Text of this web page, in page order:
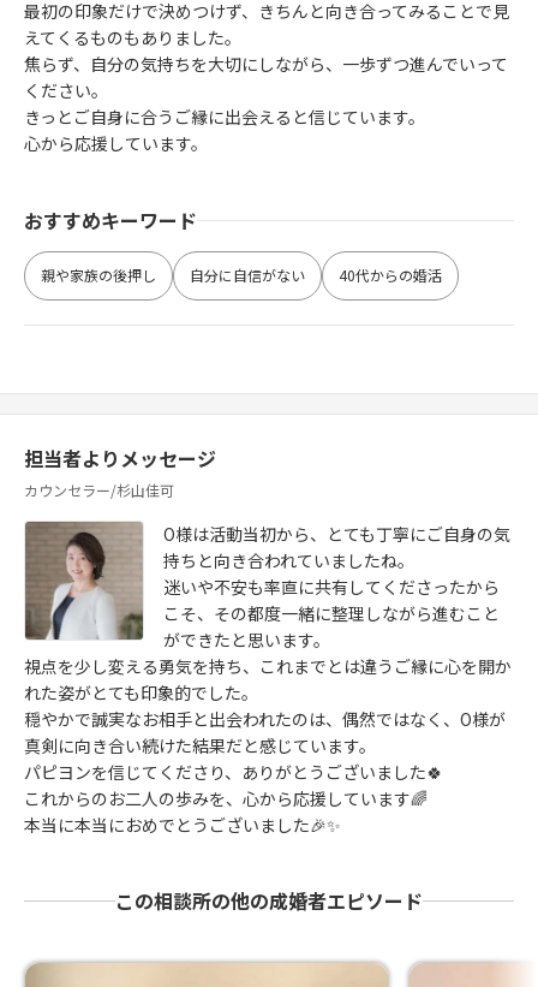
最初の印象だけで決めつけず、きちんと向き合ってみることで見
えてくるものもありました。
焦らず、自分の気持ちを大切にしながら、一歩ずつ進んでいって
ください。
きっとご自身に合うご縁に出会えると信じています。
心から応援しています。
おすすめキーワード
親や家族の後押し 自分に自信がない 40代からの婚活
担当者よりメッセージ
カウンセラー/杉山佳可
O様は活動当初から、とても丁寧にご自身の気
持ちと向き合われていましたね。
迷いや不安も率直に共有してくださったから
こそ、その都度一緒に整理しながら進むこと
ができたと思います。
視点を少し変える勇気を持ち、これまでとは違うご縁に心を開か
れた姿がとても印象的でした。
穏やかで誠実なお相手と出会われたのは、偶然ではなく、O様が
真剣に向き合い続けた結果だと感じています。
パピヨンを信じてくださり、ありがとうございました🍀
これからのお二人の歩みを、心から応援しています🌈
本当に本当におめでとうございました🎉✨
この相談所の他の成婚者エピソード